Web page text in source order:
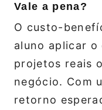
Vale a pena?
O custo-
aluno aplicar o
projetos reais
negócio. Com
retorno